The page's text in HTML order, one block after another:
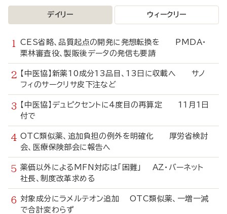
デイリー ウィークリー
CES省略、品質起点の開発に発想転換を PMDA・
栗林審査役、製販後データの発信も要請
【中医協】新薬10成分13品目、13日に収載へ サノ
フィのサークリサ皮下注など
【中医協】デュピクセントに4度目の再算定 11月1日
付で
OTC類似薬、追加負担の例外を明確化 厚労省検討
会、医療保険部会に報告へ
薬価以外によるMFN対応は「困難」 AZ・バーネット
社長、制度改革求める
対象成分にラメルテオン追加 OTC類似薬、一増一減
で合計変わらず